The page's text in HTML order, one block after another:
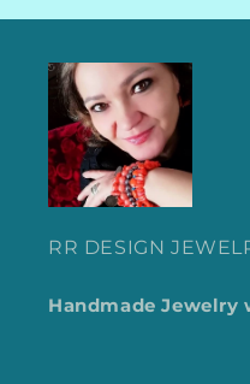
RR DESIGN
Handmade Jewelry